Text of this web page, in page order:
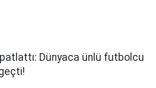
Dünyaca ünlü futbolcu